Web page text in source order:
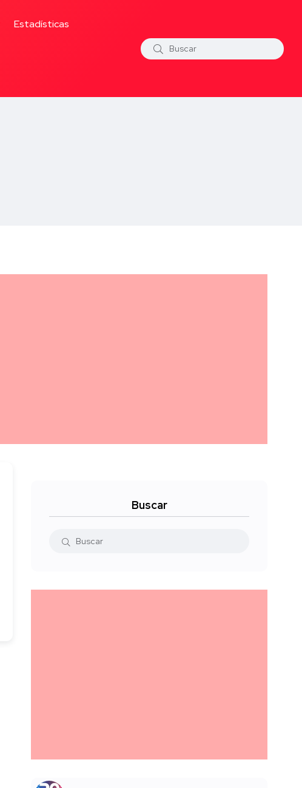
Estadísticas
Buscar